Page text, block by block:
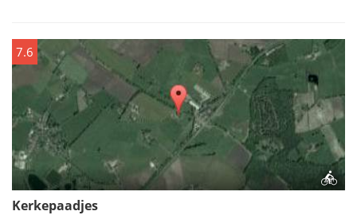
7.6
Kerkepaadjes